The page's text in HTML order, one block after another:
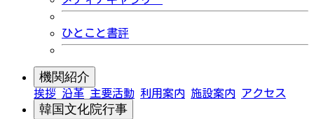
ひとこと書評
機関紹介
挨拶 沿革 主要活動 利用案内 施設案内 アクセス
韓国文化院行事